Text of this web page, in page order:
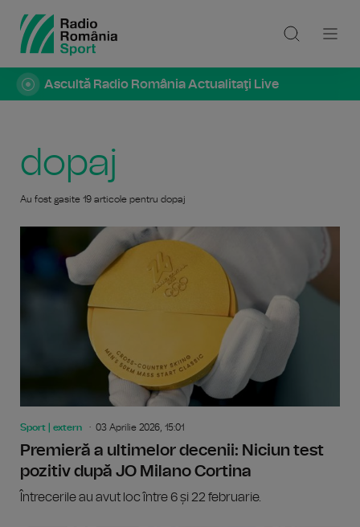
Ascultă Radio România Actualitaţi Live
dopaj
Au fost gasite 19 articole pentru dopaj
Sport | extern 03 Aprilie 2026, 15:01
Premieră a ultimelor decenii: Niciun test
pozitiv după JO Milano Cortina
Întrecerile au avut loc între 6 și 22 februarie.